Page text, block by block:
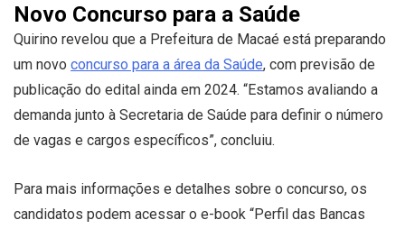
Novo Concurso para a Saúde
Quirino revelou que a Prefeitura de Macaé está preparando
um novo concurso para a área da Saúde, com previsão de
publicação do edital ainda em 2024. “Estamos avaliando a
demanda junto à Secretaria de Saúde para definir o número
de vagas e cargos específicos”, concluiu.
Para mais informações e detalhes sobre o concurso, os
candidatos podem acessar o e-book “Perfil das Bancas